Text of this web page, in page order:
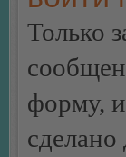
Только
форму,
сделано